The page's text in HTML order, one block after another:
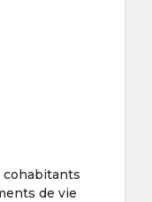
cohabitants
de vie